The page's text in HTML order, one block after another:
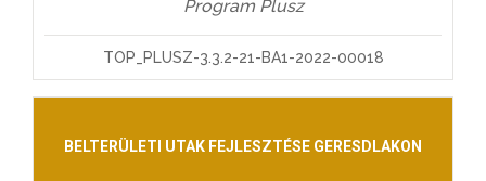
Program Plusz
TOP_PLUSZ-3.3.2-21-BA1-2022-00018
BELTERÜLETI UTAK FEJLESZTÉSE GERESDLAKON